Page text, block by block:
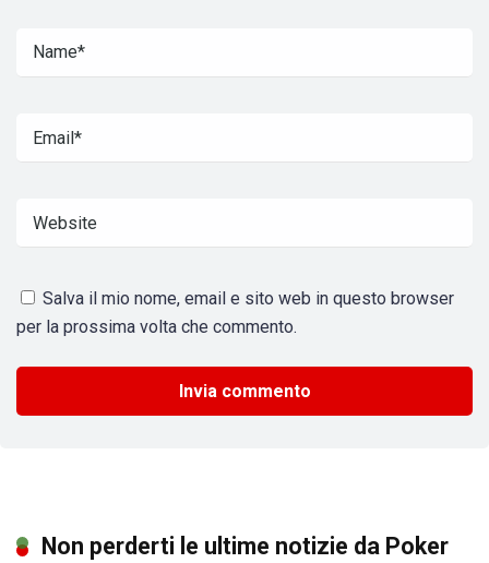
Salva il mio nome, email e sito web in questo browser
per la prossima volta che commento.
Non perderti le ultime notizie da Poker